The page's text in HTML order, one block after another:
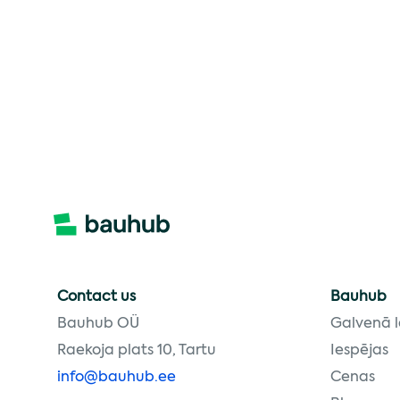
Contact us
Bauhub OÜ
Raekoja plats 10, Tartu
info@bauhub.ee
Bauhub
Galvenā
Iespējas
Cenas